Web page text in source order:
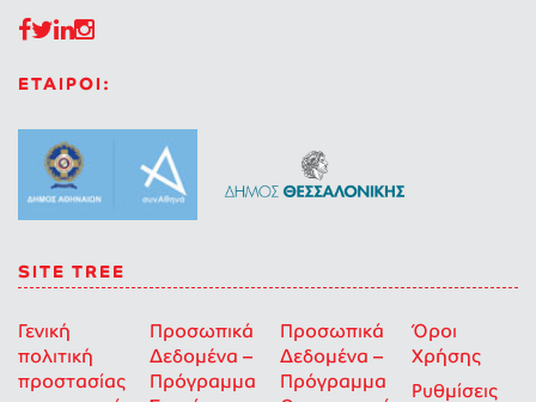
ΕΤΑΙΡΟΙ:
SITE TREE
Γενική
πολιτική
προστασίας
Προσωπικά
Δεδομένα –
Πρόγραμμα
Προσωπικά
Δεδομένα –
Πρόγραμμα
Όροι
Χρήσης
Ρυθμίσεις